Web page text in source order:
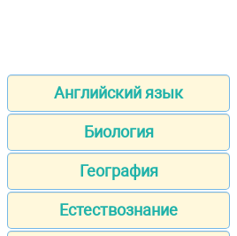
Английский язык
Биология
География
Естествознание